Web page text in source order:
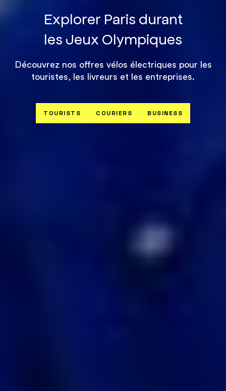
Explorer Paris durant
les Jeux Olympiques
Découvrez nos offres vélos électriques pour
les
touristes, les livreurs et les entreprises.
TOURISTS COURIERS BUSINESS